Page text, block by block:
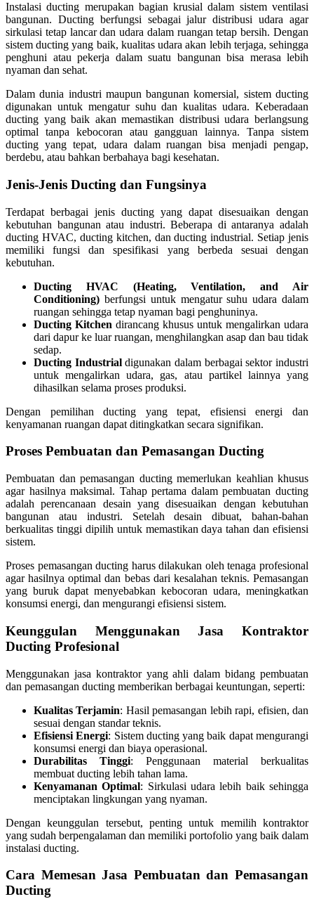
Instalasi ducting merupakan bagian krusial dalam sistem ventilasi
bangunan. Ducting berfungsi sebagai jalur distribusi udara agar
sirkulasi tetap lancar dan udara dalam ruangan tetap bersih. Dengan
sistem ducting yang baik, kualitas udara akan lebih terjaga, sehingga
penghuni atau pekerja dalam suatu bangunan bisa merasa lebih
nyaman dan sehat.
Dalam dunia industri maupun bangunan komersial, sistem ducting
digunakan untuk mengatur suhu dan kualitas udara. Keberadaan
ducting yang baik akan memastikan distribusi udara berlangsung
optimal tanpa kebocoran atau gangguan lainnya. Tanpa sistem
ducting yang tepat, udara dalam ruangan bisa menjadi pengap,
berdebu, atau bahkan berbahaya bagi kesehatan.
Jenis-Jenis Ducting dan Fungsinya
Terdapat berbagai jenis ducting yang dapat disesuaikan dengan
kebutuhan bangunan atau industri. Beberapa di antaranya adalah
ducting HVAC, ducting kitchen, dan ducting industrial. Setiap jenis
memiliki fungsi dan spesifikasi yang berbeda sesuai dengan
kebutuhan.
Ducting HVAC (Heating, Ventilation, and Air
Conditioning) berfungsi untuk mengatur suhu udara dalam
ruangan sehingga tetap nyaman bagi penghuninya.
Ducting Kitchen dirancang khusus untuk mengalirkan udara
dari dapur ke luar ruangan, menghilangkan asap dan bau tidak
sedap.
Ducting Industrialdigunakan dalam berbagai sektor industri
untuk mengalirkan udara, gas, atau partikel lainnya yang
dihasilkan selama proses produksi.
Dengan pemilihan ducting yang tepat, efisiensi energi dan
kenyamanan ruangan dapat ditingkatkan secara signifikan.
Proses Pembuatan dan Pemasangan Ducting
Pembuatan dan pemasangan ducting memerlukan keahlian khusus
agar hasilnya maksimal. Tahap pertama dalam pembuatan ducting
adalah perencanaan desain yang disesuaikan dengan kebutuhan
bangunan atau industri. Setelah desain dibuat, bahan-bahan
berkualitas tinggi dipilih untuk memastikan daya tahan dan efisiensi
sistem.
Proses pemasangan ducting harus dilakukan oleh tenaga profesional
agar hasilnya optimal dan bebas dari kesalahan teknis. Pemasangan
yang buruk dapat menyebabkan kebocoran udara, meningkatkan
konsumsi energi, dan mengurangi efisiensi sistem.
Keunggulan Menggunakan Jasa Kontraktor
Ducting Profesional
Menggunakan jasa kontraktor yang ahli dalam bidang pembuatan
dan pemasangan ducting memberikan berbagai keuntungan, seperti:
Kualitas Terjamin: Hasil pemasangan lebih rapi, efisien, dan
sesuai dengan standar teknis.
Efisiensi Energi: Sistem ducting yang baik dapat mengurangi
konsumsi energi dan biaya operasional.
Durabilitas Tinggi: Penggunaan material berkualitas
membuat ducting lebih tahan lama.
Kenyamanan Optimal: Sirkulasi udara lebih baik sehingga
menciptakan lingkungan yang nyaman.
Dengan keunggulan tersebut, penting untuk memilih kontraktor
yang sudah berpengalaman dan memiliki portofolio yang baik dalam
instalasi ducting.
Cara Memesan Jasa Pembuatan dan Pemasangan
Ducting